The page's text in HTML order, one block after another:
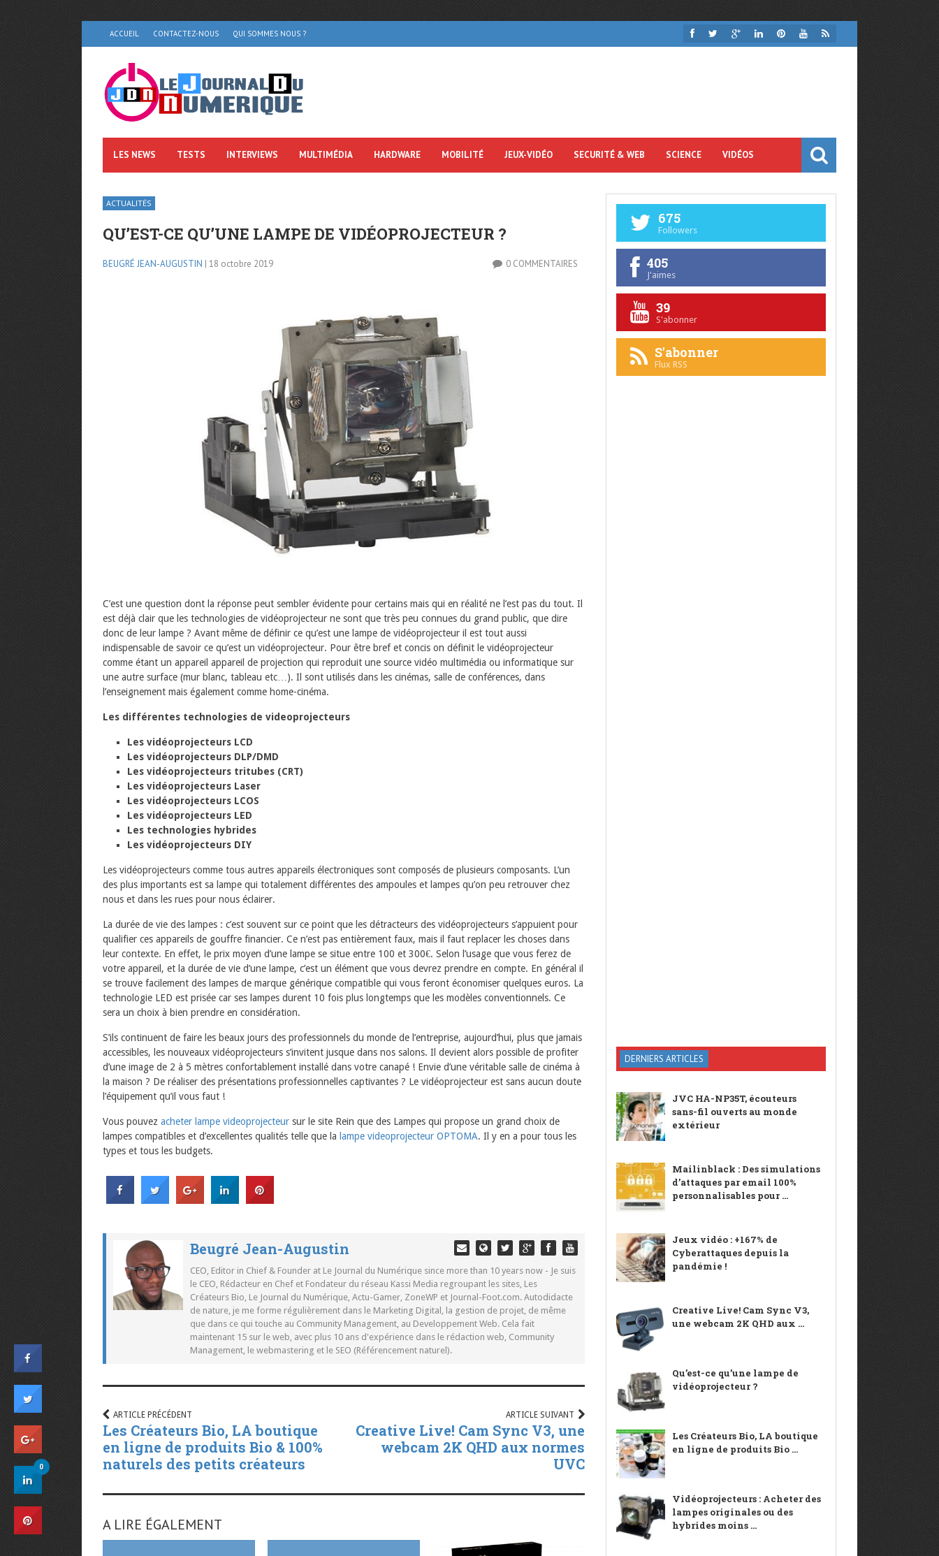
ACCUEIL CONTACTEZ-NOUS QUI SOMMES NOUS ?
LES NEWS TESTS INTERVIEWS MULTIMÉDIA HARDWARE MOBILITÉ JEUX-VIDÉO SECURITÉ & WEB SCIENCE VIDÉOS
ACTUALITÉS
QU’EST-CE QU’UNE LAMPE DE VIDÉOPROJECTEUR ?
BEUGRÉ JEAN-AUGUSTIN | 18 octobre 2019 0 COMMENTAIRES
C’est une question dont la réponse peut sembler évidente pour certains mais qui en réalité ne l’est pas du tout. Il
est déjà clair que les technologies de vidéoprojecteur ne sont que très peu connues du grand public, que dire
donc de leur lampe ? Avant même de définir ce qu’est une lampe de vidéoprojecteur il est tout aussi
indispensable de savoir ce qu’est un vidéoprojecteur. Pour être bref et concis on définit le vidéoprojecteur
comme étant un appareil appareil de projection qui reproduit une source vidéo multimédia ou informatique sur
une autre surface (mur blanc, tableau etc…). Il sont utilisés dans les cinémas, salle de conférences, dans
l’enseignement mais également comme home-cinéma.
Les différentes technologies de videoprojecteurs
Les vidéoprojecteurs LCD
Les vidéoprojecteurs DLP/DMD
Les vidéoprojecteurs tritubes (CRT)
Les vidéoprojecteurs Laser
Les vidéoprojecteurs LCOS
Les vidéoprojecteurs LED
Les technologies hybrides
Les vidéoprojecteurs DIY
Les vidéoprojecteurs comme tous autres appareils électroniques sont composés de plusieurs composants. L’un
des plus importants est sa lampe qui totalement différentes des ampoules et lampes qu’on peu retrouver chez
nous et dans les rues pour nous éclairer.
La durée de vie des lampes : c’est souvent sur ce point que les détracteurs des vidéoprojecteurs s’appuient pour
qualifier ces appareils de gouffre financier. Ce n’est pas entièrement faux, mais il faut replacer les choses dans
leur contexte. En effet, le prix moyen d’une lampe se situe entre 100 et 300€. Selon l’usage que vous ferez de
votre appareil, et la durée de vie d’une lampe, c’est un élément que vous devrez prendre en compte. En général il
se trouve facilement des lampes de marque générique compatible qui vous feront économiser quelques euros. La
technologie LED est prisée car ses lampes durent 10 fois plus longtemps que les modèles conventionnels. Ce
sera un choix à bien prendre en considération.
S’ils continuent de faire les beaux jours des professionnels du monde de l’entreprise, aujourd’hui, plus que jamais
accessibles, les nouveaux vidéoprojecteurs s’invitent jusque dans nos salons. Il devient alors possible de profiter
d’une image de 2 à 5 mètres confortablement installé dans votre canapé ! Envie d’une véritable salle de cinéma à
la maison ? De réaliser des présentations professionnelles captivantes ? Le vidéoprojecteur est sans aucun doute
l’équipement qu’il vous faut !
Vous pouvez acheter lampe videoprojecteur sur le site Rein que des Lampes qui propose un grand choix de
lampes compatibles et d’excellentes qualités telle que la lampe videoprojecteur OPTOMA. Il y en a pour tous les
types et tous les budgets.
Beugré Jean-Augustin
CEO, Editor in Chief & Founder at Le Journal du Numérique since more than 10 years now - Je suis
le CEO, Rédacteur en Chef et Fondateur du réseau Kassi Media regroupant les sites, Les
Créateurs Bio, Le Journal du Numérique, Actu-Gamer, ZoneWP et Journal-Foot.com. Autodidacte
de nature, je me forme régulièrement dans le Marketing Digital, la gestion de projet, de même
que dans ce qui touche au Community Management, au Developpement Web. Cela fait
maintenant 15 sur le web, avec plus 10 ans d'expérience dans le rédaction web, Community
Management, le webmastering et le SEO (Référencement naturel).
ARTICLE PRÉCÉDENT
Les Créateurs Bio, LA boutique
en ligne de produits Bio & 100%
naturels des petits créateurs
ARTICLE SUIVANT
Creative Live! Cam Sync V3, une
webcam 2K QHD aux normes
UVC
A LIRE ÉGALEMENT
675
Followers
405
J'aimes
39
S'abonner
S'abonner
Flux RSS
DERNIERS ARTICLES
JVC HA-NP35T, écouteurs
sans-fil ouverts au monde
extérieur
Mailinblack : Des simulations
d’attaques par email 100%
personnalisables pour ...
Jeux vidéo : +167% de
Cyberattaques depuis la
pandémie !
Creative Live! Cam Sync V3,
une webcam 2K QHD aux ...
Qu’est-ce qu’une lampe de
vidéoprojecteur ?
Les Créateurs Bio, LA boutique
en ligne de produits Bio ...
Vidéoprojecteurs : Acheter des
lampes originales ou des
hybrides moins ...
0